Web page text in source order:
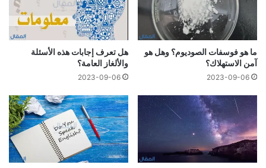
ما هو فوسفات الصوديوم؟ وهل هو
آمن الاستهلاك؟
2023-09-06
هل تعرف إجابات هذه الأسئلة
والألغاز العامة؟
2023-09-06